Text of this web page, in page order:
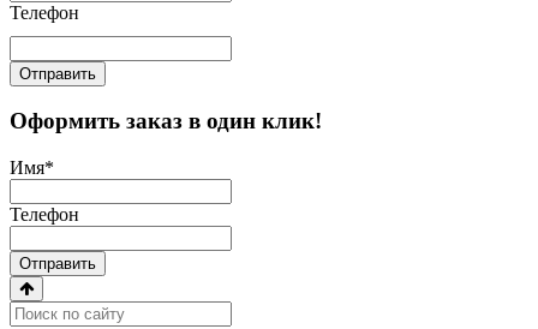
Телефон
Отправить
Оформить заказ в один клик!
Имя*
Телефон
Отправить